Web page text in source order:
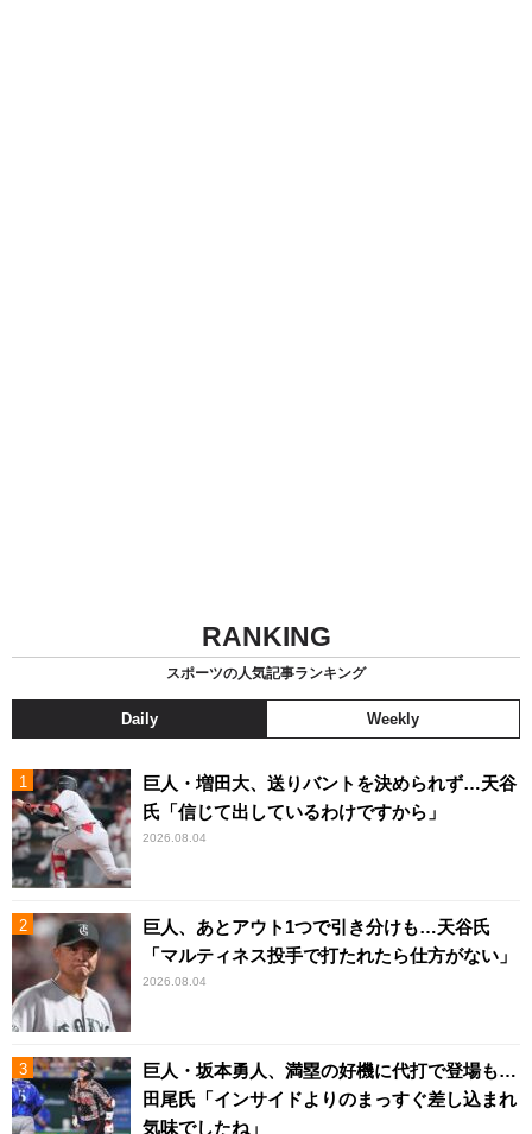
RANKING
スポーツの人気記事ランキング
Daily Weekly
巨人・増田大、送りバントを決められず…天谷
氏「信じて出しているわけですから」
2026.08.04
巨人、あとアウト1つで引き分けも…天谷氏
「マルティネス投手で打たれたら仕方がない」
2026.08.04
巨人・坂本勇人、満塁の好機に代打で登場も…
田尾氏「インサイドよりのまっすぐ差し込まれ
気味でしたね」